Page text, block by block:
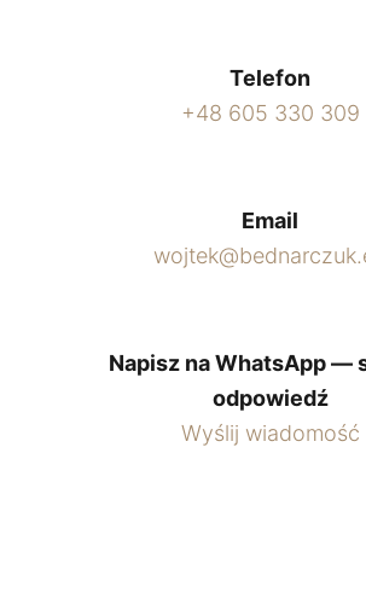
Telefon
+48 605 330 309
Email
Napisz na WhatsApp —
odpowiedź
Wyślij wiadomość